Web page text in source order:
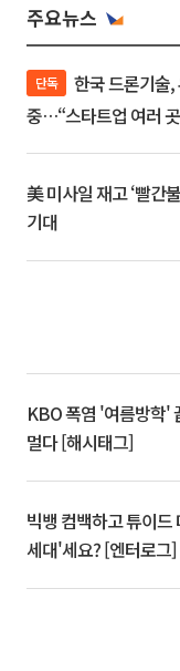
주요뉴스
단독
중…“스타트업 여러
美 미사일 재고 ‘빨간
기대
KBO 폭염 '여름방학'
멀다 [해시태그]
빅뱅 컴백하고 튜이
세대'세요? [엔터로그]